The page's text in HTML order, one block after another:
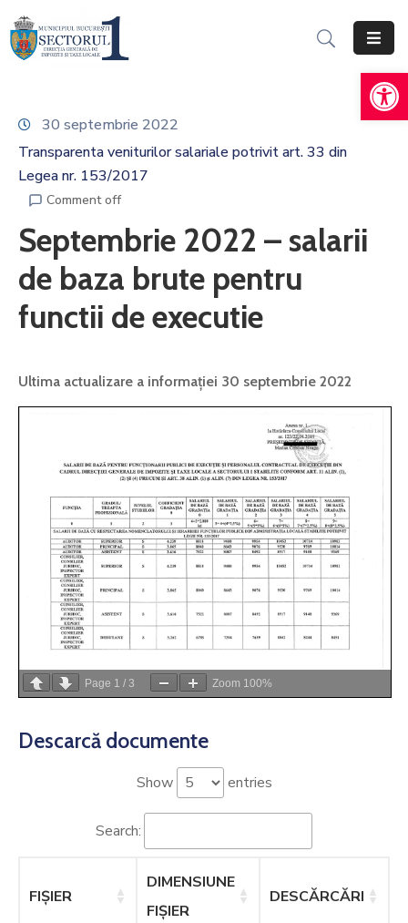
Generale
Servicii
Online
Persoane
Persoane
Juridice
Taxe
Si
Contact
Chestionar
30 septembrie 2022
Transparenta veniturilor salariale potrivit art. 33 din
Legea nr. 153/2017
Comment off
Septembrie 2022 – salarii
de baza brute pentru
functii de executie
Ultima actualizare a informației 30 septembrie 2022
Page 1 / 3 Zoom 100%
Descarcă documente
Show entries
Search:
FIȘIER
DIMENSIUNE
FIȘIER
DESCĂRCĂRI